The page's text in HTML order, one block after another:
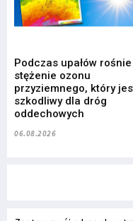
Podczas upałów rośnie
stężenie ozonu
przyziemnego, który
szkodliwy dla dróg
oddechowych
06.08.2026